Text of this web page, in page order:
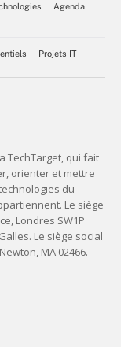
Agenda
Projets IT